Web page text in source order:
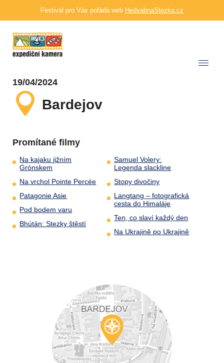
Festival pro Vás pořádá web HedvabnaStezka.cz
19/04/2024
Bardejov
Promítané filmy
Na kajaku jižním
Grónskem
Na vrchol Pointe Percée
Patagonie Asie
Pod bodem varu
Bhútán: Stezky štěstí
Samuel Volery:
Legenda slackline
Stopy divočiny
Langtang – fotografická
cesta do Himaláje
Ten, co slaví každý den
Na Ukrajině po Ukrajině